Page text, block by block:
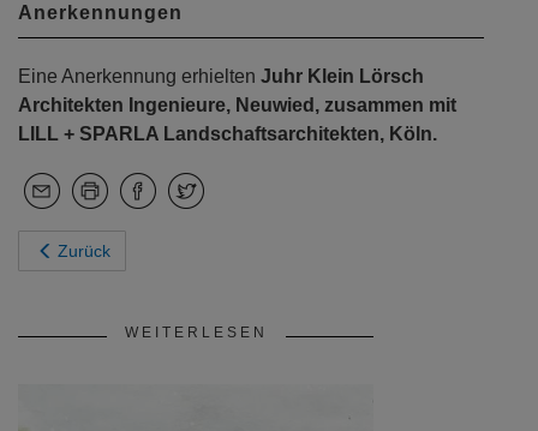
Anerkennungen
Eine Anerkennung erhielten Juhr Klein Lörsch
Architekten Ingenieure, Neuwied, zusammen mit
LILL + SPARLA Landschaftsarchitekten, Köln.
Zurück
WEITERLESEN